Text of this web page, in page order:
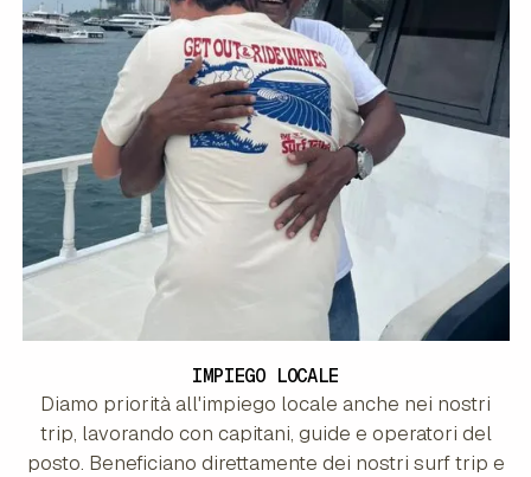
IMPIEGO LOCALE
Diamo priorità all'impiego locale anche nei nostri
trip, lavorando con capitani, guide e operatori del
posto. Beneficiano direttamente dei nostri surf trip e